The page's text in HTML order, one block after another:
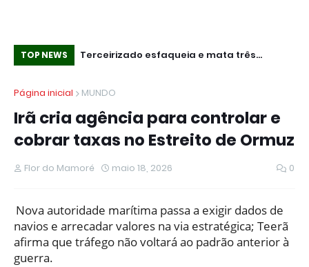
TOP NEWS
de Moraes
Terceirizado esfaqueia e mata três
Paulista
Página inicial MUNDO
Irã cria agência para controlar e
cobrar taxas no Estreito de Ormuz
Flor do Mamoré maio 18, 2026 0
Nova autoridade marítima passa a exigir dados de
navios e arrecadar valores na via estratégica; Teerã
afirma que tráfego não voltará ao padrão anterior à
guerra.